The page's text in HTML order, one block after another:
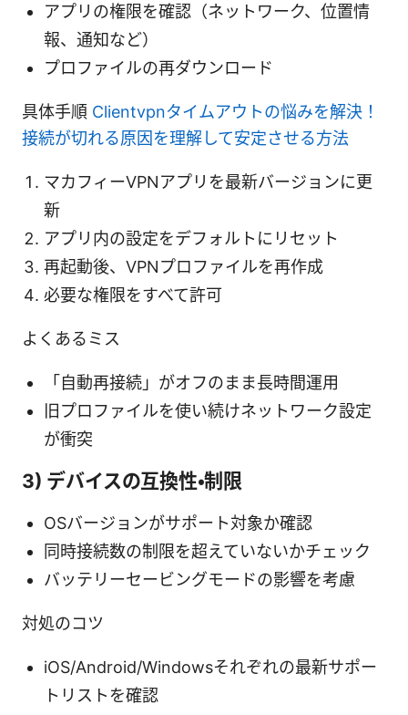
アプリの権限を確認（ネットワーク、位置情
報、通知など）
プロファイルの再ダウンロード
具体手順 Clientvpnタイムアウトの悩みを解決！
接続が切れる原因を理解して安定させる方法
マカフィーVPNアプリを最新バージョンに更
新
アプリ内の設定をデフォルトにリセット
再起動後、VPNプロファイルを再作成
必要な権限をすべて許可
よくあるミス
「自動再接続」がオフのまま長時間運用
旧プロファイルを使い続けネットワーク設定
が衝突
3) デバイスの互換性・制限
OSバージョンがサポート対象か確認
同時接続数の制限を超えていないかチェック
バッテリーセービングモードの影響を考慮
対処のコツ
iOS/Android/Windowsそれぞれの最新サポー
トリストを確認